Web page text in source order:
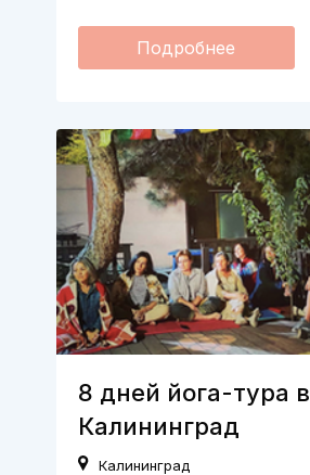
Подробнее
8 дней йога-тура в
Калининград
Калининград